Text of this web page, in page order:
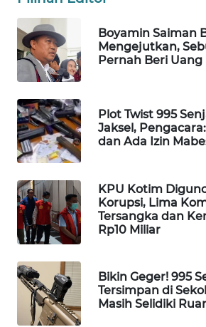
Boyamin Saiman
Mengejutkan,
Pernah Beri Uang
Plot Twist 995
Jaksel,
dan Ada Izin
KPU Kotim
Korupsi, Lima
Tersangka dan
Rp10 Miliar
Bikin Geger! 995
Tersimpan di
Masih Selidiki
WAHANA
SPORT
WAHANA
WAHANA
SELEB
WAHANA
PERSONA
WAHANA
WAHANA
HEALTH